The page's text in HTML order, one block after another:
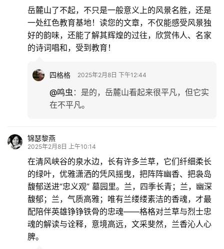
岳麓山了不起，不只是一般意义上的风景名胜，还是
一处红色教育基地！读您的文章，不仅能感受风景独
好的韵味，还能了解其辉煌的过往，欣赏伟人、名家
的诗词唱和，受到教育！
四格格 2025年2月8日 下午12:44
@鸣虫 ： 是的，岳麓山看起来很平凡，但它实
在不平凡。
锦瑟黎燕
2025年2月8日 上午10:14
在清风峡谷的泉水边，长有许多兰草，它们纤细柔长
的绿叶，优雅潇洒的凭风摇曳，把阵阵幽香、把袅岛
馥郁送进“忠义观” 墓园里。兰，四季长青；兰，幽深
馥郁；兰，气质高雅；唯有兰缕缕素洁的香魂，才最
配陪伴英雄铮铮铁骨的忠魂——格格对兰草与烈士忠
魂的解读与诠释，意境高远，文采斐然，兰香沁人心
脾。